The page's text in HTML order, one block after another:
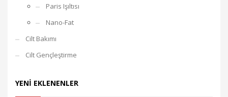
Paris Işıltısı
Nano-Fat
Cilt Bakımı
Cilt Gençleştirme
YENI EKLENENLER